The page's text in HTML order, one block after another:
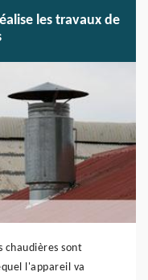
les travaux de
chaudières sont
l'appareil va